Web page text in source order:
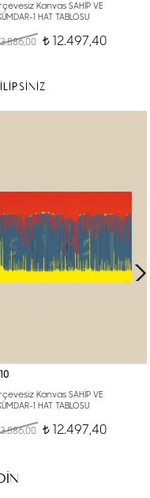
Kanvas SAHİP VE
1 HAT TABLOSU
t 12.497,40
Kanvas SAHİP VE
1 HAT TABLOSU
t 12.497,40